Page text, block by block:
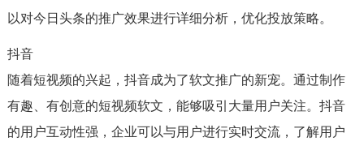
以对今日头条的推广效果进行详细分析，优化投放策略。
抖音
随着短视频的兴起，抖音成为了软文推广的新宠。通过制作
有趣、有创意的短视频软文，能够吸引大量用户关注。抖音
的用户互动性强，企业可以与用户进行实时交流，了解用户